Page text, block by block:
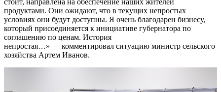
стоит, направлена на обеспечение наших жителей
продуктами. Они ожидают, что в текущих непростых
условиях они будут доступны. Я очень благодарен бизнесу,
который присоединяется к инициативе губернатора по
соглашению по ценам. История
непростая…» — комментировал ситуацию министр сельского
хозяйства Артем Иванов.